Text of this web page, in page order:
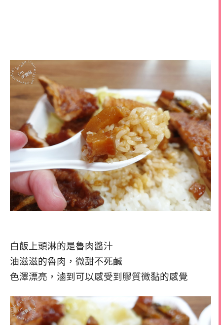
白飯上頭淋的是魯肉醬汁
油滋滋的魯肉，微甜不死鹹
色澤漂亮，滷到可以感受到膠質微黏的感覺